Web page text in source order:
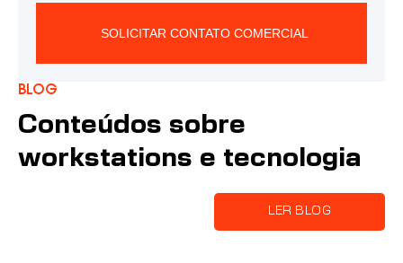
SOLICITAR CONTATO COMERCIAL
Blog
Conteúdos sobre
workstations e tecnologia
LER BLOG